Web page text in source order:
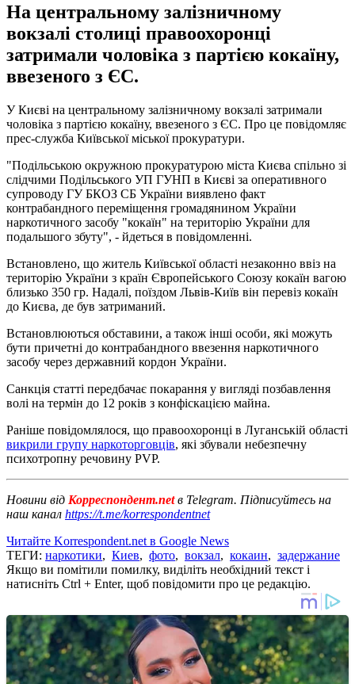
На центральному залізничному
вокзалі столиці правоохоронці
затримали чоловіка з партією кокаїну,
ввезеного з ЄС.
У Києві на центральному залізничному вокзалі затримали
чоловіка з партією кокаїну, ввезеного з ЄС. Про це повідомляє
прес-служба Київської міської прокуратури.
"Подільською окружною прокуратурою міста Києва спільно зі
слідчими Подільського УП ГУНП в Києві за оперативного
супроводу ГУ БКОЗ СБ України виявлено факт
контрабандного переміщення громадянином України
наркотичного засобу "кокаїн" на територію України для
подальшого збуту", - йдеться в повідомленні.
Встановлено, що житель Київської області незаконно ввіз на
територію України з країн Європейського Союзу кокаїн вагою
близько 350 гр. Надалі, поїздом Львів-Київ він перевіз кокаїн
до Києва, де був затриманий.
Встановлюються обставини, а також інші особи, які можуть
бути причетні до контрабандного ввезення наркотичного
засобу через державний кордон України.
Санкція статті передбачає покарання у вигляді позбавлення
волі на термін до 12 років з конфіскацією майна.
Раніше повідомлялося, що правоохоронці в Луганській області
викрили групу наркоторговців, які збували небезпечну
психотропну речовину PVP.
Новини від Корреспондент.netв Telegram. Підписуйтесь на
наш канал https://t.me/korrespondentnet
Читайте Korrespondent.net в Google News
ТЕГИ: наркотики, Киев, фото, вокзал, кокаин, задержание
Якщо ви помітили помилку, виділіть необхідний текст і
натисніть Ctrl + Enter, щоб повідомити про це редакцію.